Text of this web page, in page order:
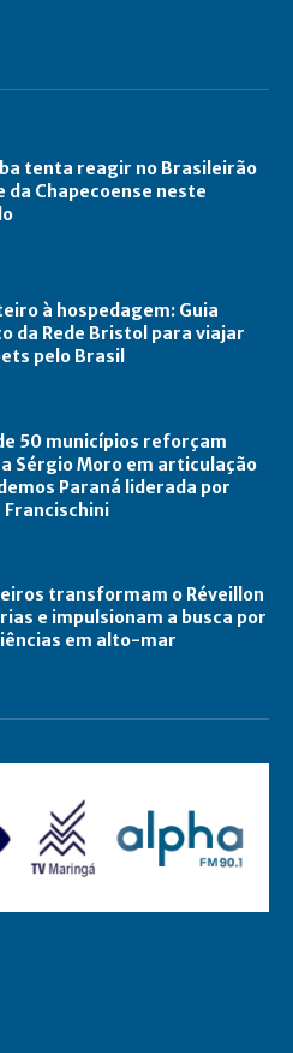
tenta reagir no Brasileirão
da Chapecoense neste
à hospedagem: Guia
da Rede Bristol para viajar
pelo Brasil
50 municípios reforçam
Sérgio Moro em articulação
Paraná liderada por
Francischini
transformam o Réveillon
e impulsionam a busca por
em alto-mar